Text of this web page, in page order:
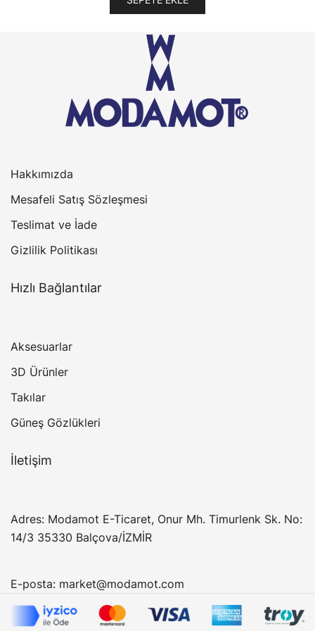
1.250,00₺.
Hakkımızda
Mesafeli Satış Sözleşmesi
Teslimat ve İade
Gizlilik Politikası
Hızlı Bağlantılar
Aksesuarlar
3D Ürünler
Takılar
Güneş Gözlükleri
İletişim
Adres: Modamot E-Ticaret, Onur Mh. Timurlenk Sk. No:
14/3 35330 Balçova/İZMİR
E-posta: market@modamot.com